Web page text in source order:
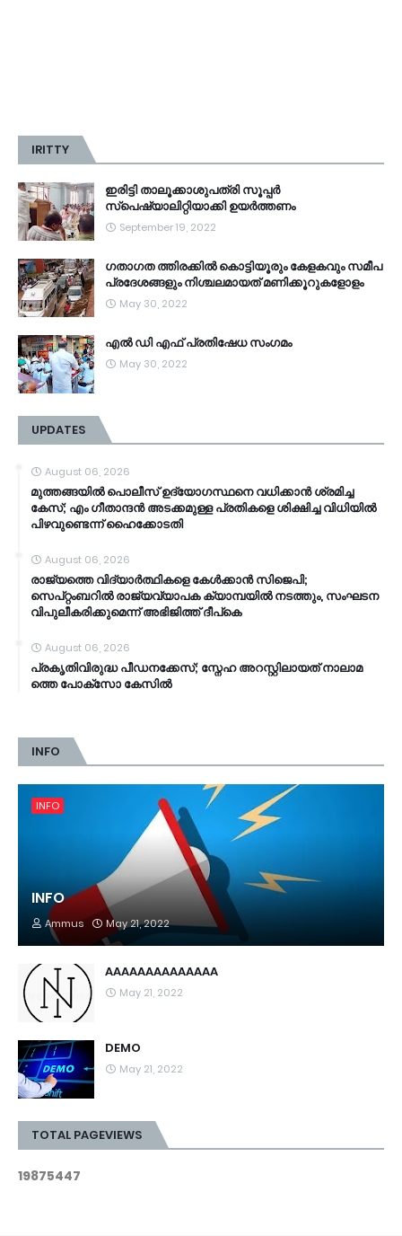
IRITTY
ഇരിട്ടി താലൂക്കാശുപത്രി സൂപ്പർ
സ്‌പെഷ്യാലിറ്റിയാക്കി ഉയർത്തണം
September 19, 2022
ഗതാഗത ത്തിരക്കിൽ കൊട്ടിയൂരും കേളകവും സമീപ
പ്രദേശങ്ങളും നിശ്ചലമായത് മണിക്കൂറുകളോളം
May 30, 2022
എൽ ഡി എഫ് പ്രതിഷേധ സംഗമം
May 30, 2022
UPDATES
August 06, 2026
മുത്തങ്ങയിൽ പൊലീസ് ഉദ്യോഗസ്ഥനെ വധിക്കാൻ ശ്രമിച്ച
കേസ്; ​എം ഗീതാന്ദൻ അടക്കമുള്ള പ്രതികളെ ശിക്ഷിച്ച വിധിയിൽ
പിഴവുണ്ടെന്ന് ഹൈക്കോടതി
August 06, 2026
രാജ്യത്തെ വിദ്യാർത്ഥികളെ കേൾക്കാൻ സിജെപി;
സെപ്റ്റംബറിൽ രാജ്യവ്യാപക ക്യാമ്പയിൽ നടത്തും, സംഘടന
വിപുലീകരിക്കുമെന്ന് അഭിജിത്ത് ദീപ്കെ
August 06, 2026
പ്ര​കൃ​തി​വി​രു​ദ്ധ പീ​ഡ​ന​ക്കേ​സ്; സ്നേ​ഹ അ​റ​സ്റ്റി​ലാ​യ​ത് നാ​ലാ​മ​
ത്തെ പോ​ക്സോ കേ​സി​ൽ
INFO
INFO
INFO
Ammus May 21, 2022
AAAAAAAAAAAAAA
May 21, 2022
DEMO
May 21, 2022
TOTAL PAGEVIEWS
19875447